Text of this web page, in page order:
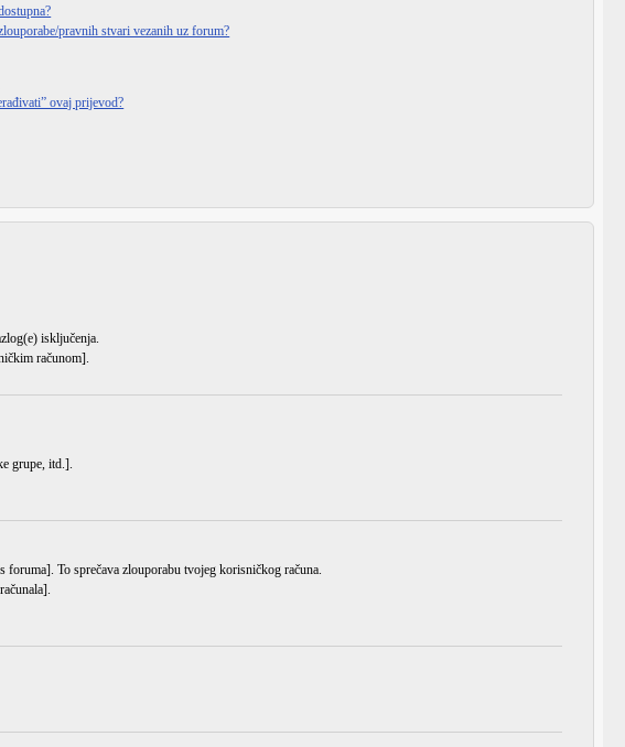
pravnih stvari vezanih uz forum?
ovaj prijevod?
isključenja.
računom].
grupe, itd.].
To sprečava zlouporabu tvojeg korisničkog računa.